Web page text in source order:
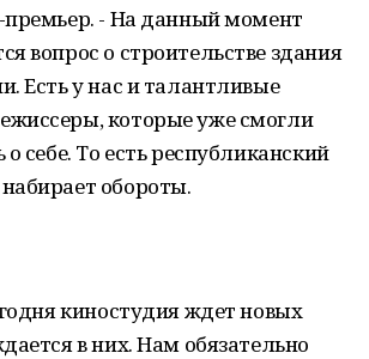
премьер. - На данный момент
вопрос о строительстве здания
Есть у нас и талантливые
которые уже смогли
о себе. То есть республиканский
обороты.
киностудия ждет новых
в них. Нам обязательно